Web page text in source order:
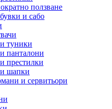
ползване
и сабо
туники
панталони
престилки
шапки
и сервитьори